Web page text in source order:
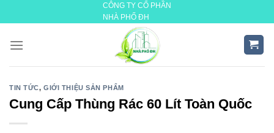
to
CÔNG TY CỔ PHẦN
NHÀ PHỐ ĐH
TIN TỨC,GIỚI THIỆU SẢN PHẨM
Cung Cấp Thùng Rác 60 Lít Toàn Quốc